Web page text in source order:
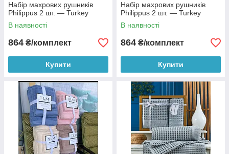
Набір махрових рушників
Philippus 2 шт. — Turkey
В наявності
864 ₴/комплект
Купити
Набір махрових рушників
Philippus 2 шт. — Turkey
В наявності
864 ₴/комплект
Купити